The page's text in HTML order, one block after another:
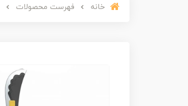
خانه فهرست محصولات